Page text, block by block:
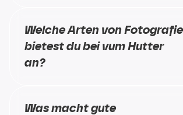
Welche Arten von Fotografie
bietest du bei vum Hutter
an?
Was macht gute